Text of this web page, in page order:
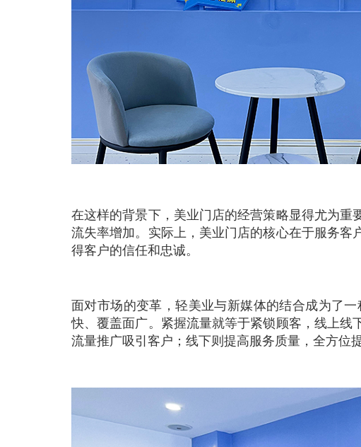
在这样的背景下，美业门店的经营策略显得尤为
流失率增加。实际上，美业门店的核心在于服务
得客户的信任和忠诚。
面对市场的变革，轻美业与新媒体的结合成为了
快、覆盖面广。紧握流量就等于紧锁顾客，线上
流量推广吸引客户；线下则提高服务质量，全方位